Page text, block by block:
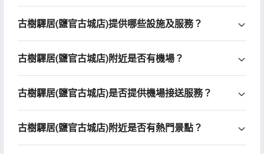
古樹驛居(鹽官古城店)提供哪些設施及服務？
古樹驛居(鹽官古城店)附近是否有機場？
古樹驛居(鹽官古城店)是否提供機場接送服務？
古樹驛居(鹽官古城店)附近是否有熱門景點？